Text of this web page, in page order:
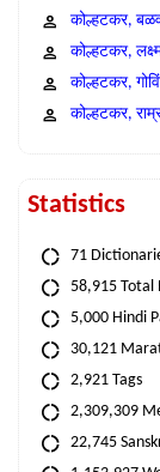
कोल्हटकर,
कोल्हटकर,
कोल्हटकर,
कोल्हटकर,
Statistics
71
58,915 Total
5,000 Hindi
30,121
2,921 Tags
2,309,309
22,745